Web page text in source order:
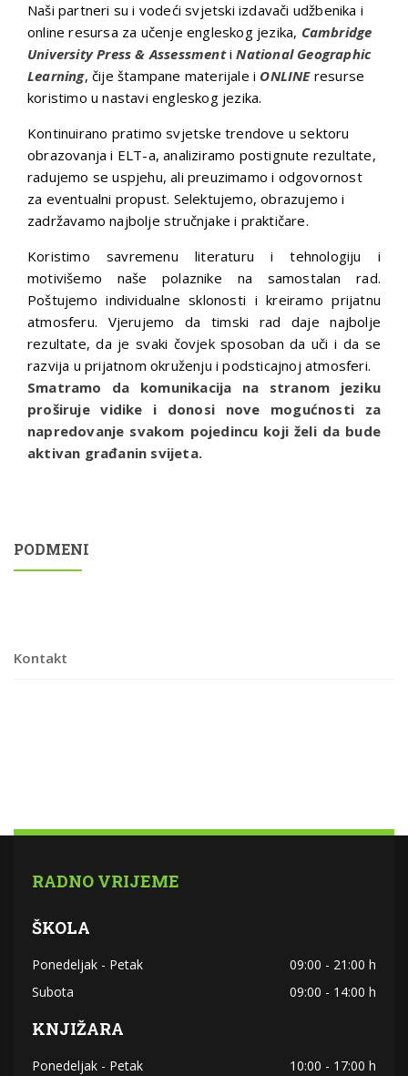
Naši partneri su i vodeći svjetski izdavači udžbenika i
online resursa za učenje engleskog jezika, Cambridge
University Press & AssessmentiNational Geographic
Learning, čije štampane materijale i ONLINEresurse
koristimo u nastavi engleskog jezika.
Kontinuirano pratimo svjetske trendove u sektoru
obrazovanja i ELT-a, analiziramo postignute rezultate,
radujemo se uspjehu, ali preuzimamo i odgovornost
za eventualni propust. Selektujemo, obrazujemo i
zadržavamo najbolje stručnjake i praktičare.
Koristimo savremenu literaturu i tehnologiju i
motivišemo naše polaznike na samostalan rad.
Poštujemo individualne sklonosti i kreiramo prijatnu
atmosferu. Vjerujemo da timski rad daje najbolje
rezultate, da je svaki čovjek sposoban da uči i da se
razvija u prijatnom okruženju i podsticajnoj atmosferi.
Smatramo da komunikacija na stranom jeziku
proširuje vidike i donosi nove mogućnosti za
napredovanje svakom pojedincu koji želi da bude
aktivan građanin svijeta.
PODMENI
Kontakt
RADNO VRIJEME
ŠKOLA
Ponedeljak - Petak
09:00 - 21:00 h
Subota
09:00 - 14:00 h
KNJIŽARA
Ponedeljak - Petak 10:00 - 17:00 h